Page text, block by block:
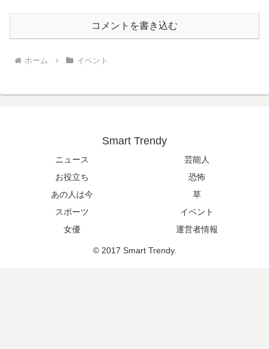
コメントを書き込む
ホーム イベント
Smart Trendy
ニュース
芸能人
お役立ち
恐怖
あの人は今
草
スポーツ
イベント
女優
運営者情報
© 2017 Smart Trendy.